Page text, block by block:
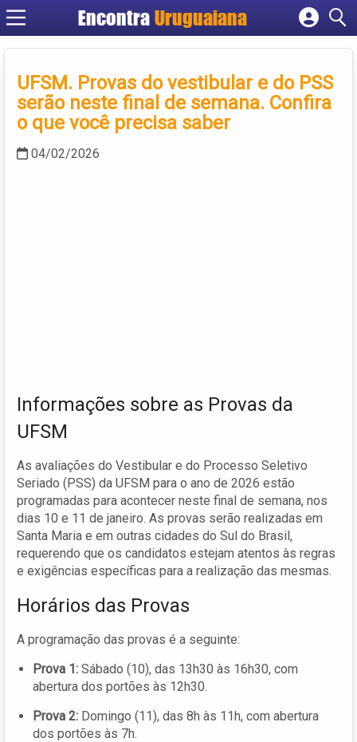
Encontra Uruguaiana
Cadastrar empresa
Criar conta
UFSM. Provas do vestibular e do PSS
serão neste final de semana. Confira
o que você precisa saber
04/02/2026
Informações sobre as Provas da
UFSM
As avaliações do Vestibular e do Processo Seletivo
Seriado (PSS) da UFSM para o ano de 2026 estão
programadas para acontecer neste final de semana, nos
dias 10 e 11 de janeiro. As provas serão realizadas em
Santa Maria e em outras cidades do Sul do Brasil,
requerendo que os candidatos estejam atentos às regras
e exigências específicas para a realização das mesmas.
Horários das Provas
A programação das provas é a seguinte:
Prova 1: Sábado (10), das 13h30 às 16h30, com
abertura dos portões às 12h30.
Prova 2: Domingo (11), das 8h às 11h, com abertura
dos portões às 7h.